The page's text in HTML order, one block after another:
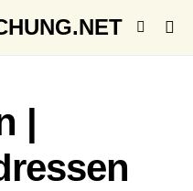
|